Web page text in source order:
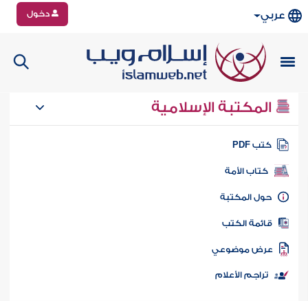
عربي دخول
المكتبة الإسلامية
كتب PDF
كتاب الأمة
المكتبة
الكتب
موضوعي